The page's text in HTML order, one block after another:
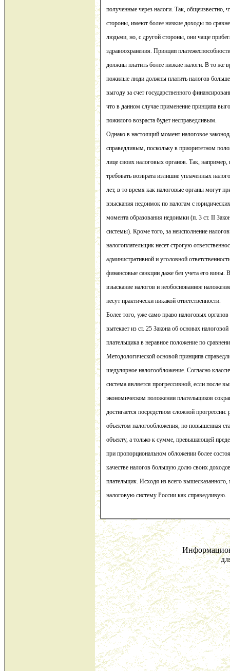
полученные через налоги. Так, общеизвестно,
стороны, имеют более низкие доходы по
людьми, но, с другой стороны, они чаще
здравоохранения. Принцип
должны платить более низкие налоги. В то же
пожилые люди должны платить налогов
выгоду за счет государственного
что в данном случае применение принципа
пожилого возраста будет несправедливым.
Однако в настоящий момент налоговое
справедливым, поскольку в приоритетном
лице своих налоговых органов. Так,
требовать возврата излишне уплаченных
лет, в то время как налоговые органы могут
взыскания недоимок по налогам с
момента образования недоимки (п. 3 ст. II
системы). Кроме того, за неисполнение
налогоплательщик несет строгую
административной и уголовной
финансовые санкции даже без учета его вины.
взыскание налогов и необоснованное
несут практически никакой ответственности.
Более того, уже само право налоговых органов
вытекает из ст. 25 Закона об основах
плательщика в неравное положение по
Методологической основой принципа
шедулярное налогообложение. Согласно
система является прогрессивной, если после
экономическом положении плательщиков
достигается посредством сложной прогрессии:
объектом налогообложения, но повышенная
объекту, а только к сумме, превышающей
при пропорциональном обложении более
качестве налогов большую долю своих
плательщик. Исходя из всего
налоговую систему России как справедливую.